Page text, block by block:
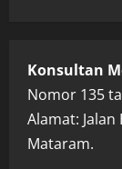
Konsultan
Nomor 135
Alamat:
Mataram.